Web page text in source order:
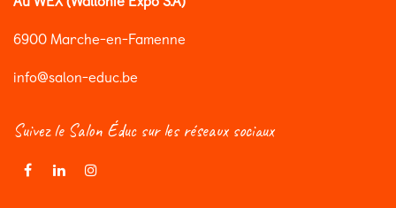
6900 Marche-en-Famenne
info@salon-educ.be
Suivez le Salon Éduc sur les réseaux sociaux